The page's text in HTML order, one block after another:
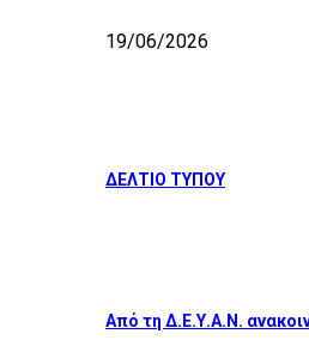
19/06/2026
ΔΕΛΤΙΟ ΤΥΠΟΥ
Από τη Δ.Ε.Υ.Α.Ν.